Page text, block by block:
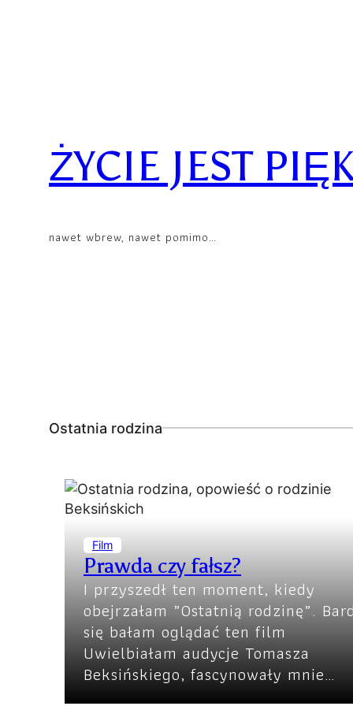
ŻYCIE JEST
nawet wbrew, nawet pomimo…
Ostatnia rodzina
Film
Prawda czy fałsz?
I przyszedł ten moment, kiedy
obejrzałam „Ostatnią rodzinę„.
się bałam oglądać ten film
Uwielbiałam audycje Tomasza
Beksińskiego, fascynowały mnie…